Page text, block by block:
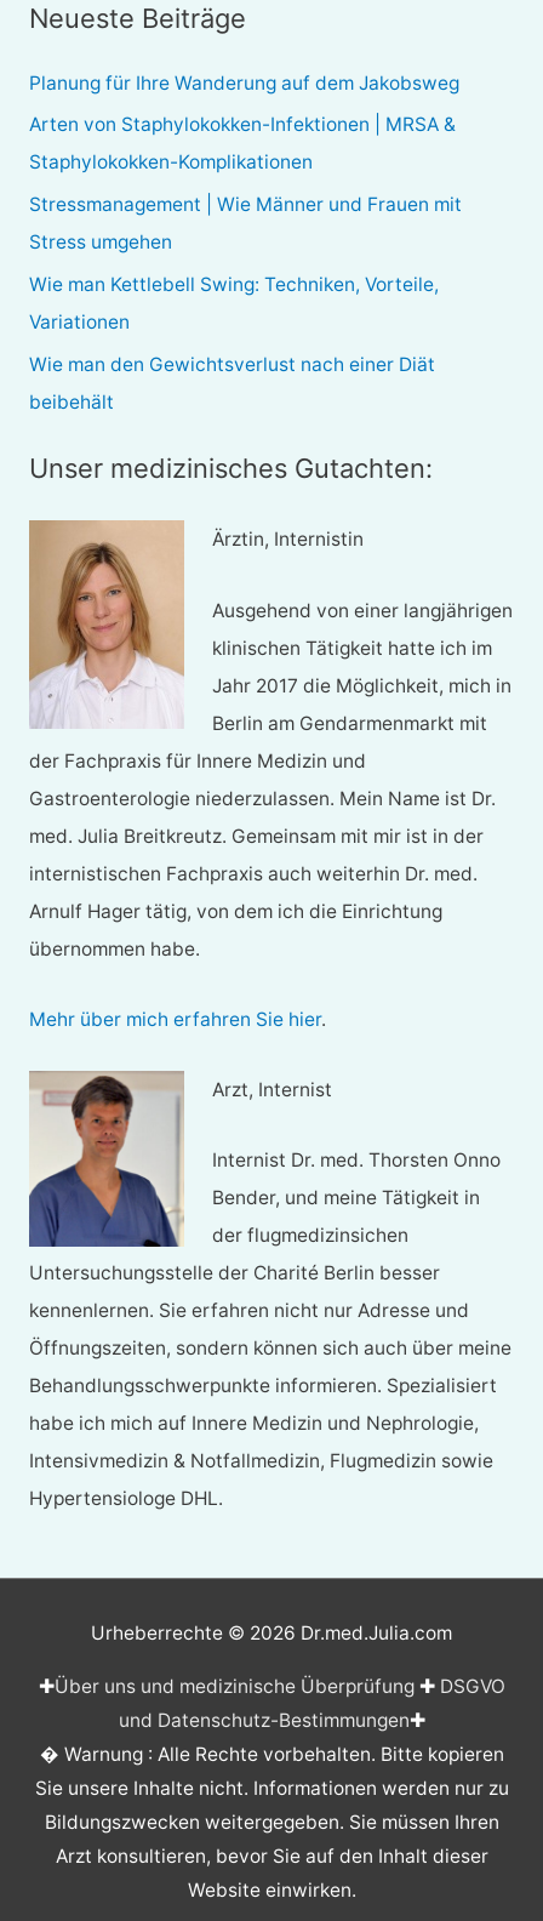
e
n
n
Neueste Beiträge
Planung für Ihre Wanderung auf dem Jakobsweg
Arten von Staphylokokken-Infektionen | MRSA &
Staphylokokken-Komplikationen
Stressmanagement | Wie Männer und Frauen mit
Stress umgehen
Wie man Kettlebell Swing: Techniken, Vorteile,
Variationen
Wie man den Gewichtsverlust nach einer Diät
beibehält
Unser medizinisches Gutachten:
Ärztin, Internistin
Ausgehend von einer langjährigen
klinischen Tätigkeit hatte ich im
Jahr 2017 die Möglichkeit, mich in
Berlin am Gendarmenmarkt mit
der Fachpraxis für Innere Medizin und
Gastroenterologie niederzulassen. Mein Name ist Dr.
med. Julia Breitkreutz. Gemeinsam mit mir ist in der
internistischen Fachpraxis auch weiterhin Dr. med.
Arnulf Hager tätig, von dem ich die Einrichtung
übernommen habe.
Mehr über mich erfahren Sie hier.
Arzt, Internist
Internist Dr. med. Thorsten Onno
Bender, und meine Tätigkeit in
der flugmedizinsichen
Untersuchungsstelle der Charité Berlin besser
kennenlernen. Sie erfahren nicht nur Adresse und
Öffnungszeiten, sondern können sich auch über meine
Behandlungsschwerpunkte informieren. Spezialisiert
habe ich mich auf Innere Medizin und Nephrologie,
Intensivmedizin & Notfallmedizin, Flugmedizin sowie
Hypertensiologe DHL.
Urheberrechte © 2026 Dr.med.Julia.com
✚Über uns und medizinische Überprüfung✚ DSGVO
und Datenschutz-Bestimmungen✚
� Warnung : Alle Rechte vorbehalten. Bitte kopieren
Sie unsere Inhalte nicht. Informationen werden nur zu
Bildungszwecken weitergegeben. Sie müssen Ihren
Arzt konsultieren, bevor Sie auf den Inhalt dieser
Website einwirken.